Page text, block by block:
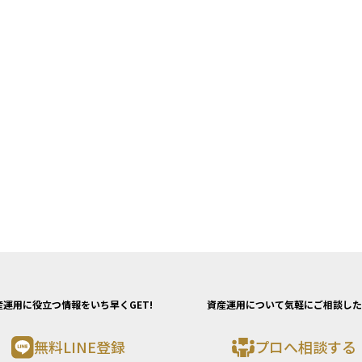
運用に役立つ情報をいち早くGET!
無料LINE登録
資産運用について気軽にご相談し
プロへ相談する